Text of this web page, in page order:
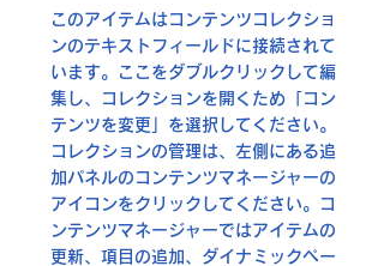
このアイテムはコンテンツコレクショ
ンのテキストフィールドに接続されて
います。ここをダブルクリックして編
集し、コレクションを開くため「コン
テンツを変更」を選択してください。
コレクションの管理は、左側にある追
加パネルのコンテンツマネージャーの
アイコンをクリックしてください。コ
ンテンツマネージャーではアイテムの
更新、項目の追加、ダイナミックペー